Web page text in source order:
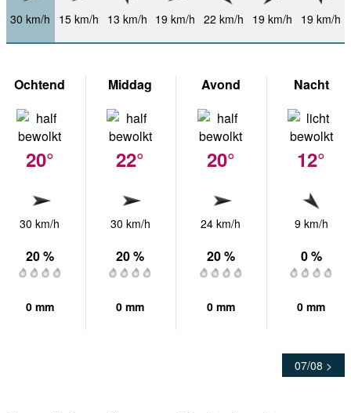
30 km/h 15 km/h 13 km/h 19 km/h 22 km/h 19 km/h 19 km/h
Ochtend
20°
30 km/h
20 %
0 mm
Middag
22°
30 km/h
20 %
0 mm
Avond
20°
24 km/h
20 %
0 mm
Nacht
12°
9 km/h
0 %
0 mm
07/08 >